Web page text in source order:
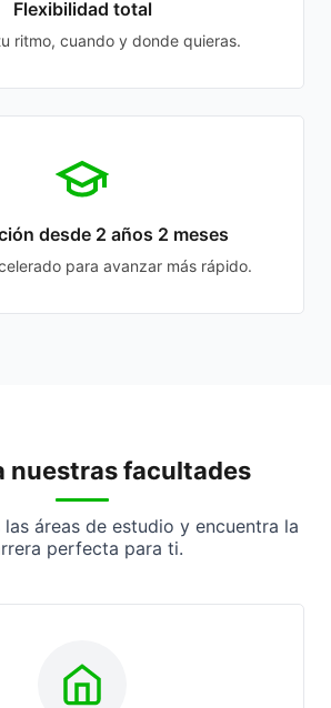
Flexibilidad total
ritmo, cuando y donde quieras.
desde 2 años 2 meses
para avanzar más rápido.
nuestras facultades
áreas de estudio y encuentra la
perfecta para ti.